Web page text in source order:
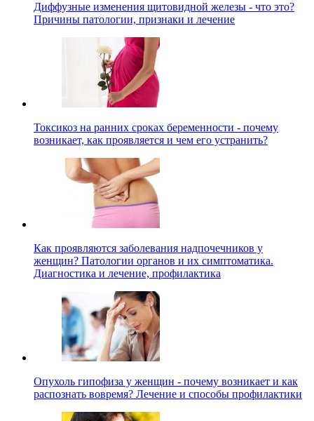
Диффузные изменения щитовидной железы - что это?
Причины патологии, признаки и лечение
Токсикоз на ранних сроках беременности - почему
возникает, как проявляется и чем его устранить?
Как проявляются заболевания надпочечников у
женщин? Патологии органов и их симптоматика.
Диагностика и лечение, профилактика
Опухоль гипофиза у женщин - почему возникает и как
распознать вовремя? Лечение и способы профилактики